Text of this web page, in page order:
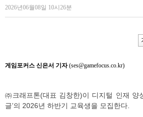
2026년06월08일 10시26분
게임포커스 신은서 기자(ses@gamefocus.co.kr)
㈜크래프톤(대표 김창한)이 디지털 인재 양
글’의 2026년 하반기 교육생을 모집한다.